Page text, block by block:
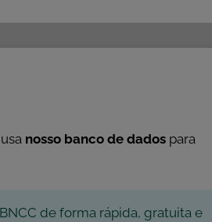
nosso banco de dados para
de forma rápida, gratuita e